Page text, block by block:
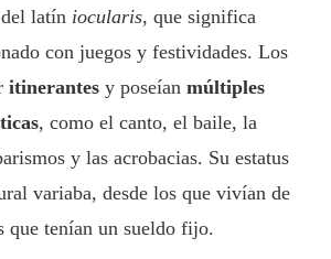
latín iocularis, que significa
con juegos y festividades. Los
itinerantes y poseían múltiples
, como el canto, el baile, la
y las acrobacias. Su estatus
variaba, desde los que vivían de
que tenían un sueldo fijo.